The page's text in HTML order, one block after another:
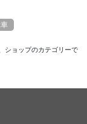
ショップのカテゴリーで